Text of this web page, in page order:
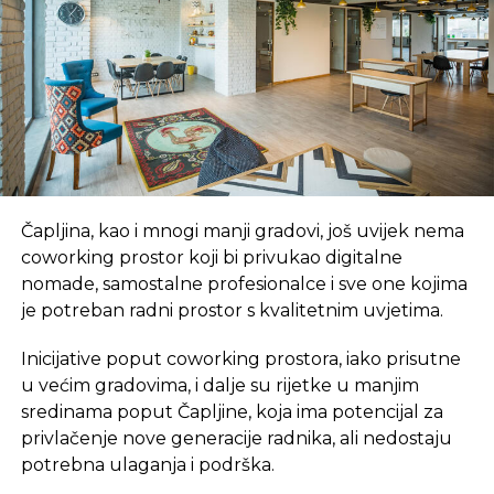
zajedničko predstavljanje potencijala regije
Jugoistočne Evrope uticajnim biznis i političkim
liderima iz cijelog svijeta. Učesnici i panelisti
razmijenit će iskustva i perspektive o šest tema u
okviru regiona: poljoprivrede, energije,
infrastrukture i građevinarstva, turizma i edukacije
te perspektivama saradnje sa Kinom i Dubaijem.
REKLAMA
Organizatori SBF-a BBI banka i Vijeće ministara BiH
najavili su učešće eminentnih regionalnih i svjetskih
lidera i privrednika.
Čapljina, kao i mnogi manji gradovi, još uvijek nema
coworking prostor koji bi privukao digitalne
nomade, samostalne profesionalce i sve one kojima
je potreban radni prostor s kvalitetnim uvjetima.
Inicijative poput coworking prostora, iako prisutne
u većim gradovima, i dalje su rijetke u manjim
sredinama poput Čapljine, koja ima potencijal za
privlačenje nove generacije radnika, ali nedostaju
potrebna ulaganja i podrška.